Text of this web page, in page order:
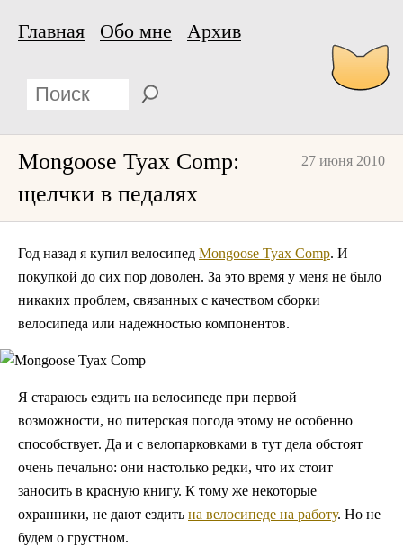
Главная Обо мне Архив
27 июня 2010
Mongoose Tyax Comp:
щелчки в педалях
Год назад я купил велосипед Mongoose Tyax Comp. И
покупкой до сих пор доволен. За это время у меня не было
никаких проблем, связанных с качеством сборки
велосипеда или надежностью компонентов.
Я стараюсь ездить на велосипеде при первой
возможности, но питерская погода этому не особенно
способствует. Да и с велопарковками в тут дела обстоят
очень печально: они настолько редки, что их стоит
заносить в красную книгу. К тому же некоторые
охранники, не дают ездить на велосипеде на работу. Но не
будем о грустном.